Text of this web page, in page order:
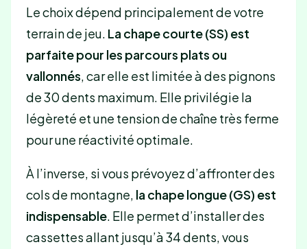
Le choix dépend principalement de votre
terrain de jeu. La chape courte (SS) est
parfaite pour les parcours plats ou
vallonnés, car elle est limitée à des pignons
de 30 dents maximum. Elle privilégie la
légèreté et une tension de chaîne très ferme
pour une réactivité optimale.
À l’inverse, si vous prévoyez d’affronter des
cols de montagne, la chape longue (GS) est
indispensable. Elle permet d’installer des
cassettes allant jusqu’à 34 dents, vous